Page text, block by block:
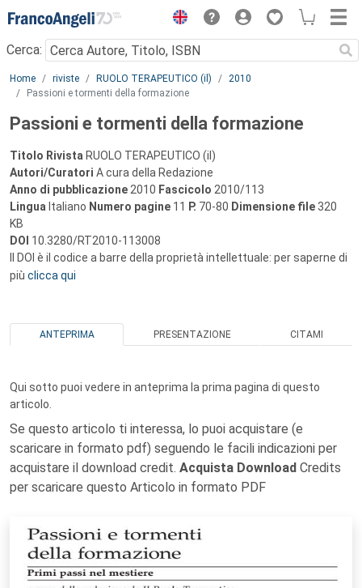
Menu
Cerca:
Main content
Home riviste RUOLO TERAPEUTICO (il)
2010
Passioni e tormenti della formazione
Passioni e tormenti della formazione
Titolo Rivista RUOLO TERAPEUTICO (il)
Autori/Curatori A cura della Redazione
Anno di pubblicazione 2010 Fascicolo 2010/113
Lingua Italiano Numero pagine 11 P. 70-80 Dimensione file 320
KB
DOI 10.3280/RT2010-113008
Il DOI è il codice a barre della proprietà intellettuale: per saperne di
più clicca qui
ANTEPRIMA PRESENTAZIONE CITAMI
Qui sotto puoi vedere in anteprima la prima pagina di questo
articolo.
Se questo articolo ti interessa, lo puoi acquistare (e
scaricare in formato pdf) seguendo le facili indicazioni per
acquistare il download credit. Acquista Download Credits
per scaricare questo Articolo in formato PDF